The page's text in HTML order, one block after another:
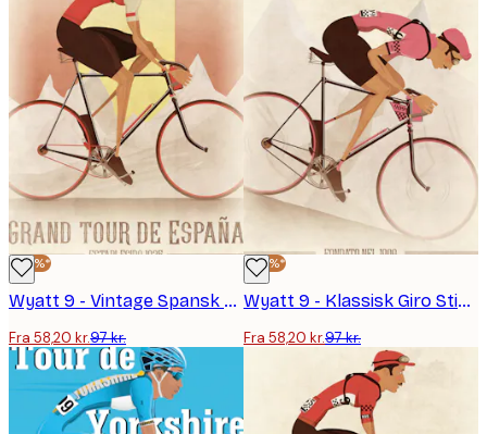
-40%*
Wyatt 9 - Vintage Spansk Cykelløb Plakat
Fra 58,20 kr.97 kr.
-40%*
Wyatt 9 - Klassisk Giro Stigning Plakat
Fra 58,20 kr.97 kr.